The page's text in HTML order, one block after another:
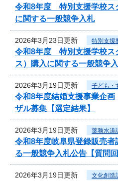
令和8年度 特別支援学校ス
に関する一般競争入札
2026年3月23日更新 特別支援
令和8年度 特別支援学校ス
ス）購入に関する一般競争
2026年3月19日更新 子ども・
令和8年度結婚支援事業企
ザル募集【選定結果】
2026年3月19日更新 薬務水道
令和8年度岐阜県登録販売
る一般競争入札公告【質問回
2026年3月19日更新 文化創造